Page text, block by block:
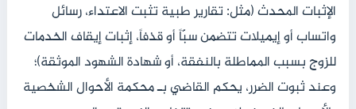
الإثبات المحدث (مثل: تقارير طبية تثبت الاعتداء، رسائل
واتساب أو إيميلات تتضمن سبّاً أو قذفاً، إثبات إيقاف الخدمات
للزوج بسبب المماطلة بالنفقة، أو شهادة الشهود الموثقة)؛
وعند ثبوت الضرر، يحكم القاضي بـ محكمة الأحوال الشخصية